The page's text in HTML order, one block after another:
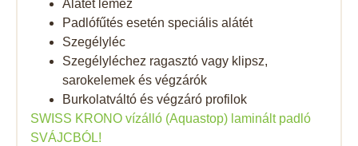
Alátét lemez
Padlófűtés esetén speciális alátét
Szegélyléc
Szegélyléchez ragasztó vagy klipsz,
sarokelemek és végzárók
Burkolatváltó és végzáró profilok
SWISS KRONO vízálló (Aquastop) laminált padló
SVÁJCBÓL!